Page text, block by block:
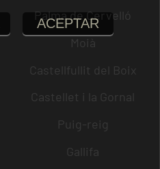
Palma de Cervelló
Moià
Castellfullit del Boix
Castellet i la Gornal
Puig-reig
Gallifa
ACEPTAR